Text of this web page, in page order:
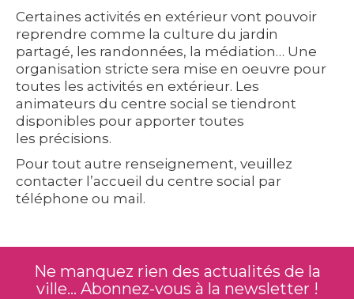
Certaines activités en extérieur vont pouvoir
reprendre comme la culture du jardin
partagé, les randonnées, la médiation… Une
organisation stricte sera mise en oeuvre pour
toutes les activités en extérieur. Les
animateurs du centre social se tiendront
disponibles pour apporter toutes
les précisions.
Pour tout autre renseignement, veuillez
contacter l’accueil du centre social par
téléphone ou mail.
Ne manquez rien des actualités de la
ville... Abonnez-vous à la newsletter !